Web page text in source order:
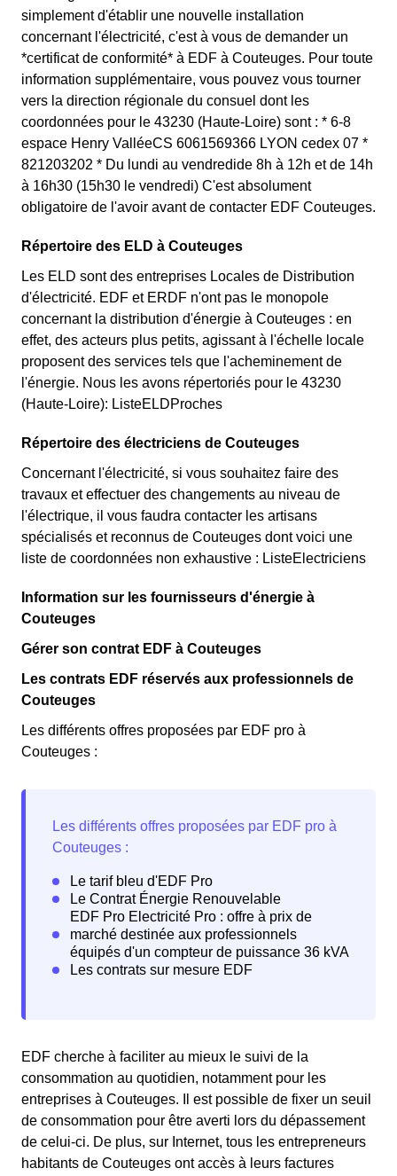
simplement d'établir une nouvelle installation
concernant l'électricité, c'est à vous de demander un
*certificat de conformité* à EDF à Couteuges. Pour toute
information supplémentaire, vous pouvez vous tourner
vers la direction régionale du consuel dont les
coordonnées pour le 43230 (Haute-Loire) sont : * 6-8
espace Henry ValléeCS 6061569366 LYON cedex 07 *
821203202 * Du lundi au vendredide 8h à 12h et de 14h
à 16h30 (15h30 le vendredi) C'est absolument
obligatoire de l'avoir avant de contacter EDF Couteuges.
Répertoire des ELD à Couteuges
Les ELD sont des entreprises Locales de Distribution
d'électricité. EDF et ERDF n'ont pas le monopole
concernant la distribution d'énergie à Couteuges : en
effet, des acteurs plus petits, agissant à l'échelle locale
proposent des services tels que l'acheminement de
l'énergie. Nous les avons répertoriés pour le 43230
(Haute-Loire): ListeELDProches
Répertoire des électriciens de Couteuges
Concernant l'électricité, si vous souhaitez faire des
travaux et effectuer des changements au niveau de
l'électrique, il vous faudra contacter les artisans
spécialisés et reconnus de Couteuges dont voici une
liste de coordonnées non exhaustive : ListeElectriciens
Information sur les fournisseurs d'énergie à
Couteuges
Gérer son contrat EDF à Couteuges
Les contrats EDF réservés aux professionnels de
Couteuges
Les différents offres proposées par EDF pro à
Couteuges :
EDF cherche à faciliter au mieux le suivi de la
consommation au quotidien, notamment pour les
entreprises à Couteuges. Il est possible de fixer un seuil
de consommation pour être averti lors du dépassement
de celui-ci. De plus, sur Internet, tous les entrepreneurs
habitants de Couteuges ont accès à leurs factures